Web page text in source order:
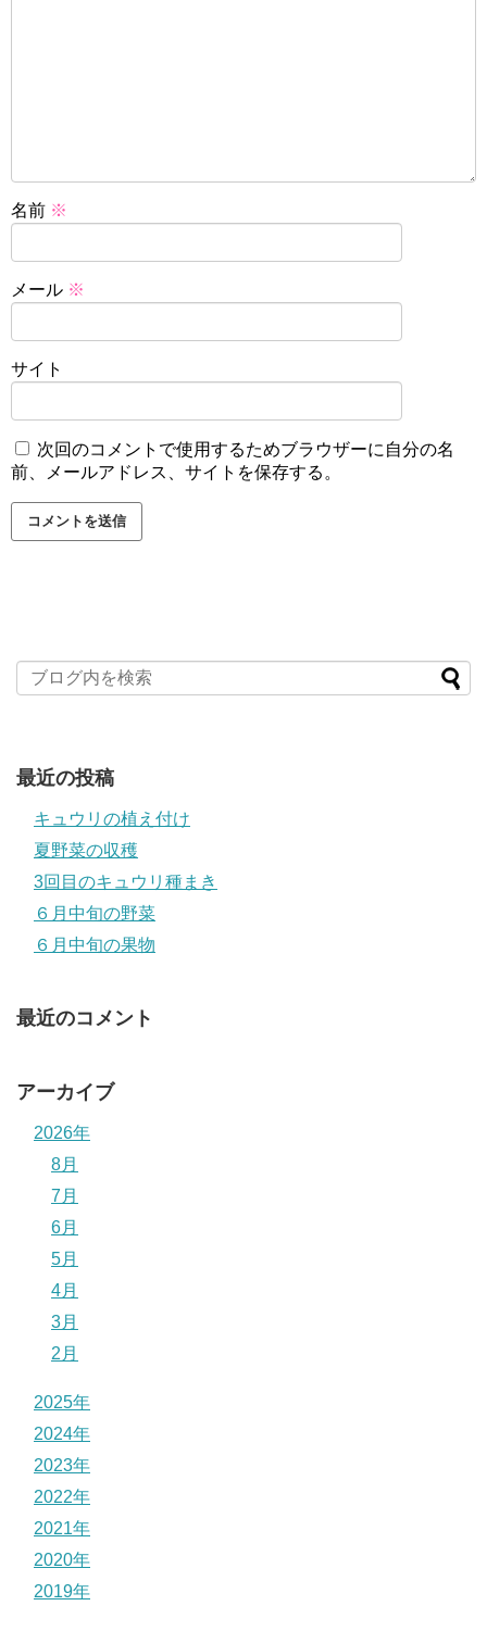
名前 ※
メール ※
サイト
次回のコメントで使用するためブラウザーに自分の名
前、メールアドレス、サイトを保存する。
最近の投稿
キュウリの植え付け
夏野菜の収穫
3回目のキュウリ種まき
６月中旬の野菜
６月中旬の果物
最近のコメント
アーカイブ
2026年
8月
7月
6月
5月
4月
3月
2月
2025年
2024年
2023年
2022年
2021年
2020年
2019年